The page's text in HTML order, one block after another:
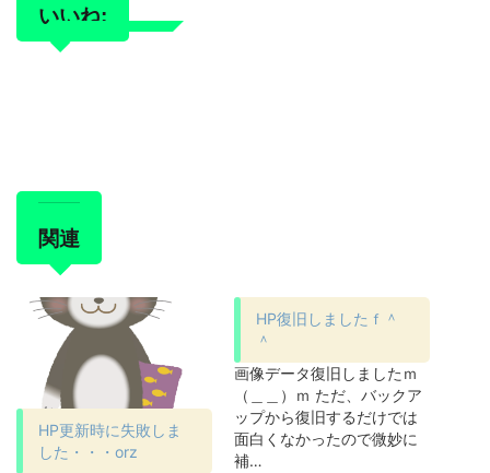
いいね:
関連
HP更新時に失敗しま
した・・・orz
HP復旧しましたｆ＾
＾
画像データ復旧しましたｍ
（＿＿）ｍ ただ、バックア
ップから復旧するだけでは
面白くなかったので微妙に
補…